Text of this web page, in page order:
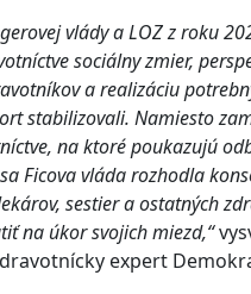
vlády a LOZ z roku
sociálny zmier,
a realizáciu
stabilizovali. Namiesto
na ktoré poukazujú
Ficova vláda rozhodla
sestier a ostatných
na úkor svojich miezd,“
expert